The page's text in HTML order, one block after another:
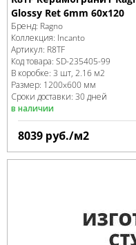
Glossy Ret 6mm 60х120
Бренд: Ragno
Коллекция: Incanto
Артикул: R8TF
Код товара: SD-235405-99
В коробке: 3 шт, 2.16 м2
Размер: 1200x600 мм
Сроки доставки: 30 дней
в наличии
8039 руб./м2